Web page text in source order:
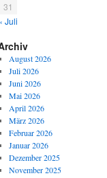
31
Juli
August 2026
Juli 2026
Juni 2026
Mai 2026
April 2026
März 2026
Februar 2026
Januar 2026
Dezember 2025
November 2025